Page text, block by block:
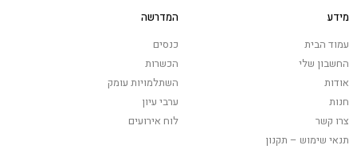
מידע
עמוד הבית
החשבון שלי
אודות
חנות
צרו קשר
תנאי שימוש – תקנון
המדרשה
כנסים
הכשרות
השתלמויות עומק
ערבי עיון
לוח אירועים